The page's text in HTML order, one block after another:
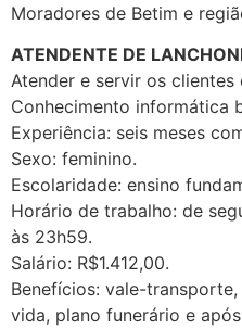
Moradores de Betim e
ATENDENTE DE
Atender e servir os
Conhecimento informática
Experiência: seis meses
Sexo: feminino.
Escolaridade: ensino
Horário de trabalho: de
às 23h59.
Salário: R$1.412,00.
Benefícios: vale-
vida, plano funerário e